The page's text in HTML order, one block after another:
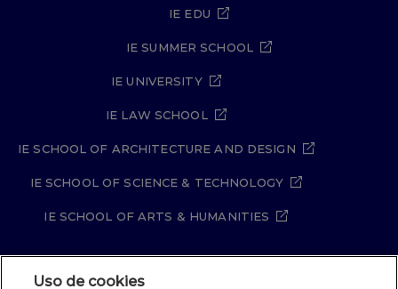
IE EDU
IE SUMMER SCHOOL
IE UNIVERSITY
IE LAW SCHOOL
IE SCHOOL OF ARCHITECTURE AND DESIGN
IE SCHOOL OF SCIENCE & TECHNOLOGY
IE SCHOOL OF ARTS & HUMANITIES
Uso de cookies